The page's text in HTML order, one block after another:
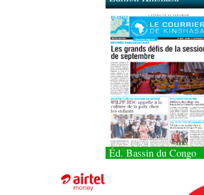
Éd. Bassin du Congo